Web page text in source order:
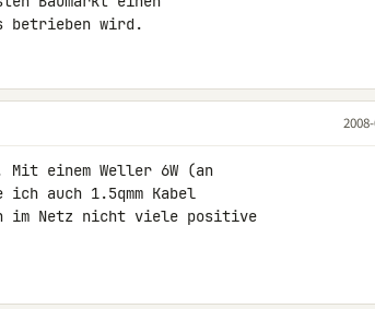
betrieben wird.
einem Weller 6W (an
auch 1.5qmm Kabel
im Netz nicht viele positive